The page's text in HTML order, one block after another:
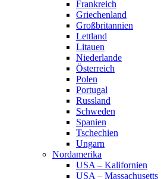
Frankreich
Griechenland
Großbritannien
Lettland
Litauen
Niederlande
Österreich
Polen
Portugal
Russland
Schweden
Spanien
Tschechien
Ungarn
Nordamerika
USA – Kalifornien
USA – Massachusetts